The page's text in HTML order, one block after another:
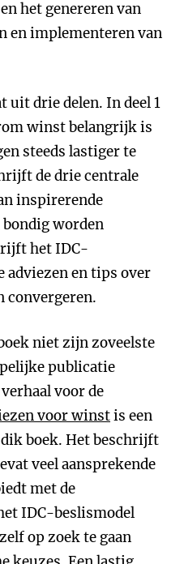
het genereren van
en implementeren van
uit drie delen. In deel 1
winst belangrijk is
steeds lastiger te
de drie centrale
inspirerende
worden
het IDC-
adviezen en tips over
convergeren.
niet zijn zoveelste
publicatie
voor de
voor winstis een
boek. Het beschrijft
veel aansprekende
met de
IDC-beslismodel
op zoek te gaan